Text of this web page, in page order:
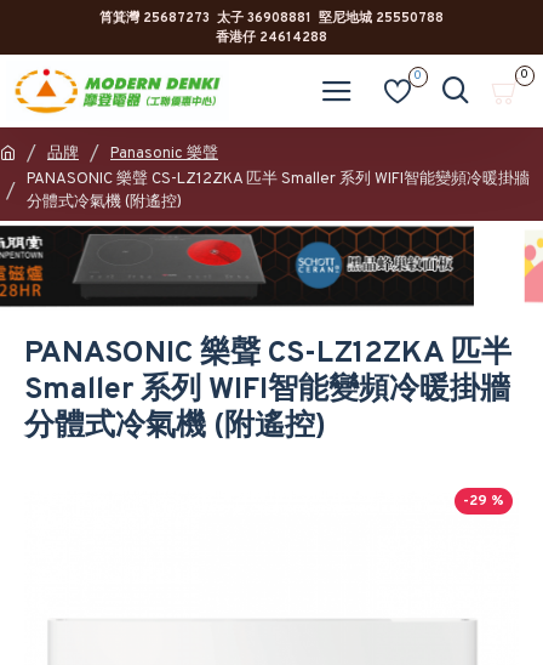
筲箕灣 25687273 太子 36908881 堅尼地城 25550788
香港仔 24614288
0 0
品牌
Panasonic 樂聲
PANASONIC 樂聲 CS-LZ12ZKA 匹半 Smaller 系列 WIFI智能變頻冷暖掛牆
分體式冷氣機 (附遙控)
PANASONIC 樂聲 CS-LZ12ZKA 匹半
Smaller 系列 WIFI智能變頻冷暖掛牆
分體式冷氣機 (附遙控)
-29 %